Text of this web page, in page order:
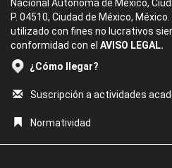
Nacional Autónoma de México,
P. 04510, Ciudad de México,
utilizado con fines no lucrativos
conformidad con el AVISO LEGAL.
¿Cómo llegar?
Suscripción a actividades
Normatividad